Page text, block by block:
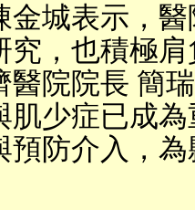
金城表示，
，也積極
院院長 簡
肌少症已成
防介入，